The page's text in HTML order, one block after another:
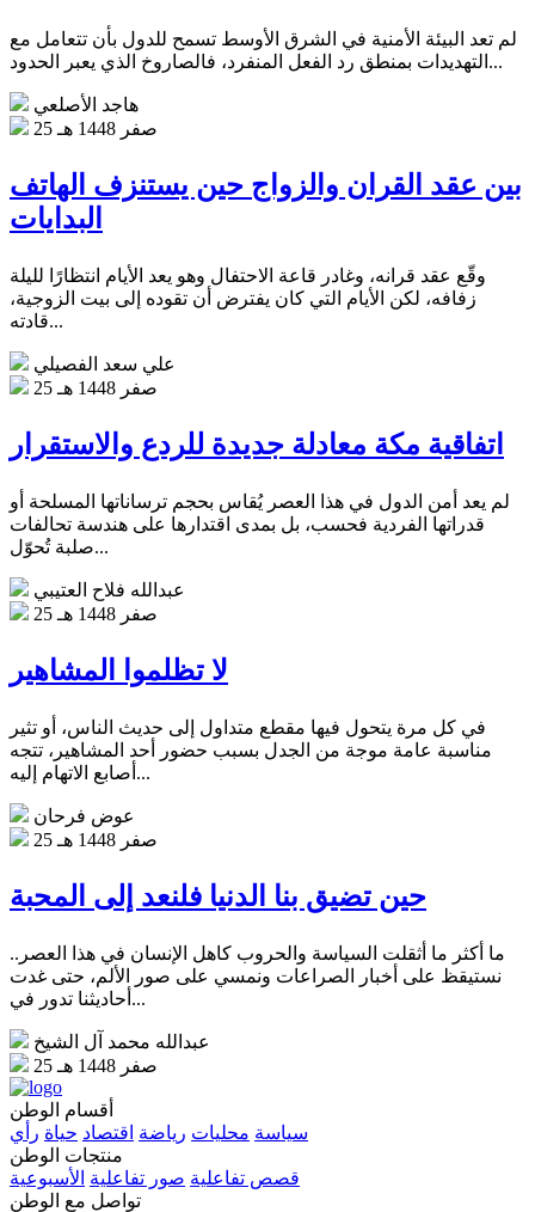
لم تعد البيئة الأمنية في الشرق الأوسط تسمح للدول بأن تتعامل مع
التهديدات بمنطق رد الفعل المنفرد، فالصاروخ الذي يعبر الحدود...
هاجد الأصلعي
25 صفر 1448 هـ
بين عقد القران والزواج حين يستنزف الهاتف
البدايات
وقّع عقد قرانه، وغادر قاعة الاحتفال وهو يعد الأيام انتظارًا لليلة
زفافه، لكن الأيام التي كان يفترض أن تقوده إلى بيت الزوجية،
قادته...
علي سعد الفصيلي
25 صفر 1448 هـ
اتفاقية مكة معادلة جديدة للردع والاستقرار
لم يعد أمن الدول في هذا العصر يُقاس بحجم ترساناتها المسلحة أو
قدراتها الفردية فحسب، بل بمدى اقتدارها على هندسة تحالفات
صلبة تُحوّل...
عبدالله فلاح العتيبي
25 صفر 1448 هـ
لا تظلموا المشاهير
في كل مرة يتحول فيها مقطع متداول إلى حديث الناس، أو تثير
مناسبة عامة موجة من الجدل بسبب حضور أحد المشاهير، تتجه
أصابع الاتهام إليه...
عوض فرحان
25 صفر 1448 هـ
حين تضيق بنا الدنيا فلنعد إلى المحبة
ما أكثر ما أثقلت السياسة والحروب كاهل الإنسان في هذا العصر..
نستيقظ على أخبار الصراعات ونمسي على صور الألم، حتى غدت
أحاديثنا تدور في...
عبدالله محمد آل الشيخ
25 صفر 1448 هـ
أقسام الوطن
سياسة محليات رياضة اقتصاد حياة رأي
منتجات الوطن
قصص تفاعلية صور تفاعلية الأسبوعية
تواصل مع الوطن